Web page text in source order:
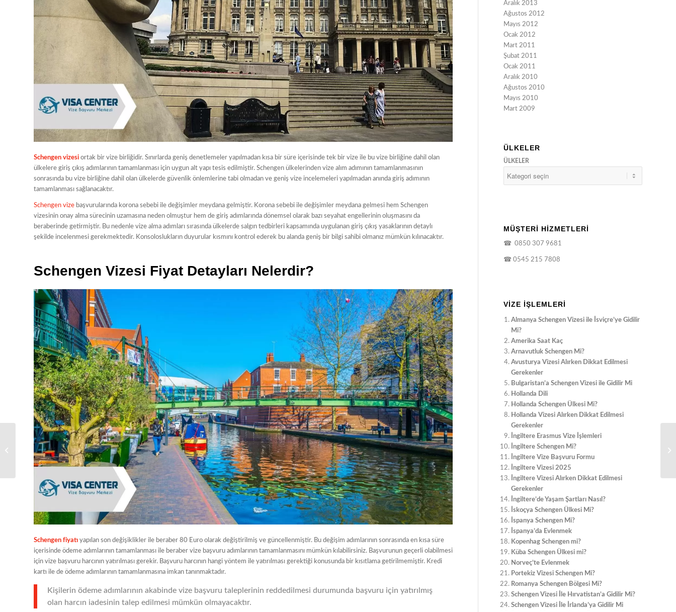
Schengen vizesi ortak bir vize birliğidir. Sınırlarda geniş denetlemeler yapılmadan kısa bir süre içerisinde tek bir vize ile bu vize birliğine dahil olan
ülkelere giriş çıkış adımlarının tamamlanması için uygun alt yapı tesis edilmiştir. Schengen ülkelerinden vize alım adımının tamamlanmasının
sonrasında bu vize birliğine dahil olan ülkelerde güvenlik önlemlerine tabi olmadan ve geniş vize incelemeleri yapılmadan anında giriş adımının
tamamlanması sağlanacaktır.
Schengen vize başvurularında korona sebebi ile değişimler meydana gelmiştir. Korona sebebi ile değişimler meydana gelmesi hem Schengen
vizesinin onay alma sürecinin uzamasına neden olmuştur hem de giriş adımlarında dönemsel olarak bazı seyahat engellerinin oluşmasını da
beraberinde getirmiştir. Bu nedenle vize alma adımları sırasında ülkelerde salgın tedbirleri kapsamında uygulanan giriş çıkış yasaklarının detaylı
şekilde incelenmesi gerekmektedir. Konsoloslukların duyurular kısmını kontrol ederek bu alanda geniş bir bilgi sahibi olmanız mümkün kılınacaktır.
Schengen Vizesi Fiyat Detayları Nelerdir?
Schengen fiyatı yapılan son değişiklikler ile beraber 80 Euro olarak değiştirilmiş ve güncellenmiştir. Bu değişim adımlarının sonrasında en kısa süre
içerisinde ödeme adımlarının tamamlanması ile beraber vize başvuru adımlarının tamamlanmasını mümkün kılabilirsiniz. Başvurunun geçerli olabilmesi
için vize başvuru harcının yatırılması gerekir. Başvuru harcının hangi yöntem ile yatırılması gerektiği konusunda bir kısıtlama getirilmemiştir. Kredi
kartı ile de ödeme adımlarının tamamlanmasına imkan tanınmaktadır.
Kişilerin ödeme adımlarının akabinde vize başvuru taleplerinin reddedilmesi durumunda başvuru için yatırılmış
olan harcın iadesinin talep edilmesi mümkün olmayacaktır.
Aralık 2013
Ağustos 2012
Mayıs 2012
Ocak 2012
Mart 2011
Şubat 2011
Ocak 2011
Aralık 2010
Ağustos 2010
Mayıs 2010
Mart 2009
ÜLKELER
ÜLKELER
MÜŞTERİ HİZMETLERİ
☎ 0850 307 9681
☎ 0545 215 7808
VIZE İŞLEMLERI
Almanya Schengen Vizesi ile İsviçre’ye Gidilir
Mi?
Amerika Saat Kaç
Arnavutluk Schengen Mi?
Avusturya Vizesi Alırken Dikkat Edilmesi
Gerekenler
Bulgaristan’a Schengen Vizesi ile Gidilir Mi
Hollanda Dili
Hollanda Schengen Ülkesi Mi?
Hollanda Vizesi Alırken Dikkat Edilmesi
Gerekenler
İngiltere Erasmus Vize İşlemleri
İngiltere Schengen Mi?
İngiltere Vize Başvuru Formu
İngiltere Vizesi 2025
İngiltere Vizesi Alırken Dikkat Edilmesi
Gerekenler
İngiltere’de Yaşam Şartları Nasıl?
İskoçya Schengen Ülkesi Mi?
İspanya Schengen Mi?
İspanya’da Evlenmek
Kopenhag Schengen mi?
Küba Schengen Ülkesi mi?
Norveç’te Evlenmek
Portekiz Vizesi Schengen Mi?
Romanya Schengen Bölgesi Mi?
Schengen Vizesi İle Hırvatistan’a Gidilir Mi?
Schengen Vizesi İle İrlanda’ya Gidilir Mi
İngiltere Schengen Mi?